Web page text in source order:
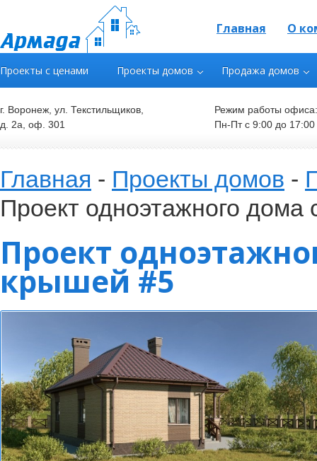
Главная О
Проекты с ценами Проекты домов Продажа домов
г. Воронеж, ул. Текстильщиков,
д. 2а, оф. 301
Режим работы офиса:
Пн-Пт с 9:00 до 17:00
Главная - Проекты домов -
Проект одноэтажного
Проект
крышей #5